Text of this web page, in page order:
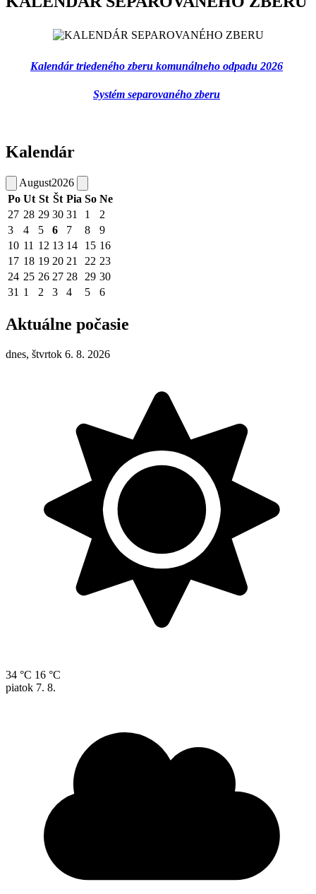
Kalendár triedeného zberu komunálneho odpadu 2026
Systém separovaného zberu
Kalendár
August2026
Po Ut St Št Pia So Ne
27 28 29 30 31 1
2
3
4 5 6 7 8
9
10 11 12 13 14 15 16
17 18 19 20 21 22 23
24 25 26 27 28 29 30
31 1 2 3 4 5 6
Aktuálne počasie
dnes, štvrtok 6. 8. 2026
34 °C 16 °C
piatok 7. 8.